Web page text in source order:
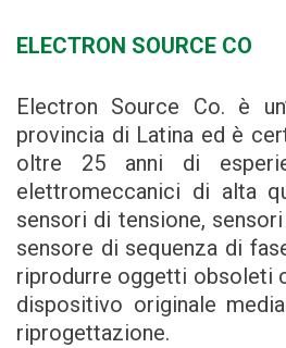
ELECTRON SOURCE CO
Electron Source Co. è
provincia di Latina ed è
oltre 25 anni di
elettromeccanici di alta
sensori di tensione,
sensore di sequenza di
riprodurre oggetti obsoleti
dispositivo originale
riprogettazione.